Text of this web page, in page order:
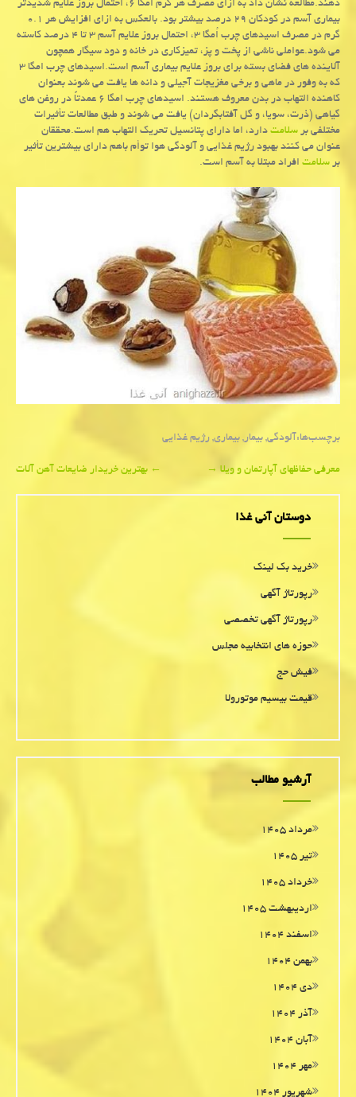
دهند.مطالعه نشان داد به ازای مصرف هر گرم اُمگا ۶، احتمال بروز علایم شدیدتر
بیماری آسم در كودكان ۲۹ درصد بیشتر بود. بالعكس به ازای افزایش هر ۰.۱
گرم در مصرف اسیدهای چرب اُمگا ۳، احتمال بروز علایم آسم ۳ تا ۴ درصد كاسته
می شود.عواملی ناشی از پخت و پز، تمیزكاری در خانه و دود سیگار همچون
آلاینده های فضای بسته برای بروز علایم بیماری آسم است.اسیدهای چرب امگا ۳
كه به وفور در ماهی و برخی مغزیجات آجیلی و دانه ها یافت می شوند بعنوان
كاهنده التهاب در بدن معروف هستند. اسیدهای چرب امگا ۶ عمدتاً در روغن های
گیاهی (ذرت، سویا، و گل آفتابگردان) یافت می شوند و طبق مطالعات تأثیرات
مختلفی برسلامتدارد، اما دارای پتانسیل تحریك التهاب هم است.محققان
عنوان می كنند بهبود رژیم غذایی و آلودگی هوا توأم باهم دارای بیشترین تأثیر
برسلامتافراد مبتلا به آسم است.
برچسب‌ها:آلودگی,بیمار,بیماری,رژیم غذایی
Post
navigation
←بهترین خریدار ضایعات آهن آلات معرفی حفاظهای آپارتمان و ویلا→
دوستان آنی غذا
خرید بک لینک
رپورتاژ آگهی
رپورتاژ آگهی تخصصی
حوزه های انتخابیه مجلس
فیش حج
قیمت بیسیم موتورولا
آرشیو مطالب
مرداد ۱۴۰۵
تیر ۱۴۰۵
خرداد ۱۴۰۵
اردیبهشت ۱۴۰۵
اسفند ۱۴۰۴
بهمن ۱۴۰۴
دی ۱۴۰۴
آذر ۱۴۰۴
آبان ۱۴۰۴
مهر ۱۴۰۴
شهریور ۱۴۰۴